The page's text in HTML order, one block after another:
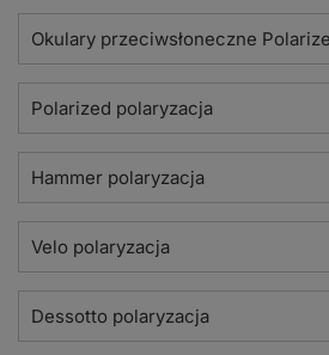
Okulary przeciwsłoneczne
Polarized polaryzacja
Hammer polaryzacja
Velo polaryzacja
Dessotto polaryzacja